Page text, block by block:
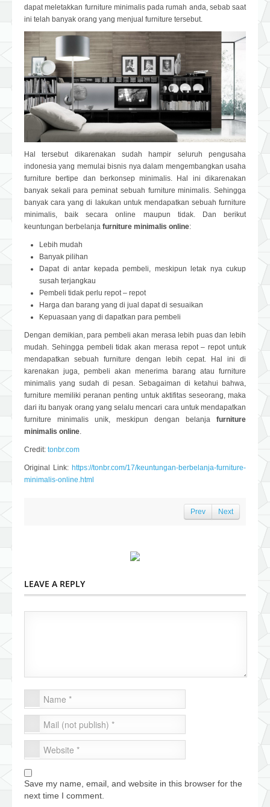
dapat meletakkan furniture minimalis pada rumah anda, sebab saat
ini telah banyak orang yang menjual furniture tersebut.
Hal tersebut dikarenakan sudah hampir seluruh pengusaha
indonesia yang memulai bisnis nya dalam mengembangkan usaha
furniture bertipe dan berkonsep minimalis. Hal ini dikarenakan
banyak sekali para peminat sebuah furniture minimalis. Sehingga
banyak cara yang di lakukan untuk mendapatkan sebuah furniture
minimalis, baik secara online maupun tidak. Dan berikut
keuntungan berbelanja furniture minimalis online:
Lebih mudah
Banyak pilihan
Dapat di antar kepada pembeli, meskipun letak nya cukup
susah terjangkau
Pembeli tidak perlu repot – repot
Harga dan barang yang di jual dapat di sesuaikan
Kepuasaan yang di dapatkan para pembeli
Dengan demikian, para pembeli akan merasa lebih puas dan lebih
mudah. Sehingga pembeli tidak akan merasa repot – repot untuk
mendapatkan sebuah furniture dengan lebih cepat. Hal ini di
karenakan juga, pembeli akan menerima barang atau furniture
minimalis yang sudah di pesan. Sebagaiman di ketahui bahwa,
furniture memiliki peranan penting untuk aktifitas seseorang, maka
dari itu banyak orang yang selalu mencari cara untuk mendapatkan
furniture minimalis unik, meskipun dengan belanja furniture
minimalis online.
Credit: tonbr.com
Original Link: https://tonbr.com/17/keuntungan-berbelanja-furniture-
minimalis-online.html
Prev Next
LEAVE A REPLY
Save my name, email, and website in this browser for the
next time I comment.